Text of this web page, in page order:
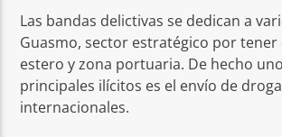
Las bandas delictivas se dedican a
Guasmo, sector estratégico por tener
estero y zona portuaria. De hecho
principales ilícitos es el envío de
internacionales.